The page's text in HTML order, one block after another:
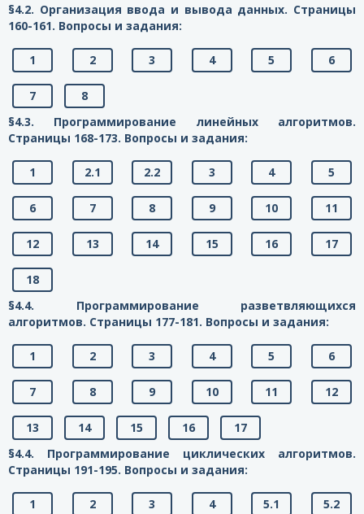
§4.2. Организация ввода и вывода данных. Страницы
160-161. Вопросы и задания:
1 2 3 4 5 6
7
8
§4.3. Программирование линейных алгоритмов.
Страницы 168-173. Вопросы и задания:
1 2.1 2.2 3 4 5
6 7 8 9 10 11
12 13 14 15 16 17
18
§4.4. Программирование разветвляющихся
алгоритмов. Страницы 177-181. Вопросы и задания:
1 2 3 4 5 6
7 8 9 10 11 12
13 14 15 16
17
§4.4. Программирование циклических алгоритмов.
Страницы 191-195. Вопросы и задания:
1 2 3 4 5.1 5.2